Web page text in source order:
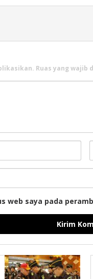
Ruas yang wajib
web saya pada